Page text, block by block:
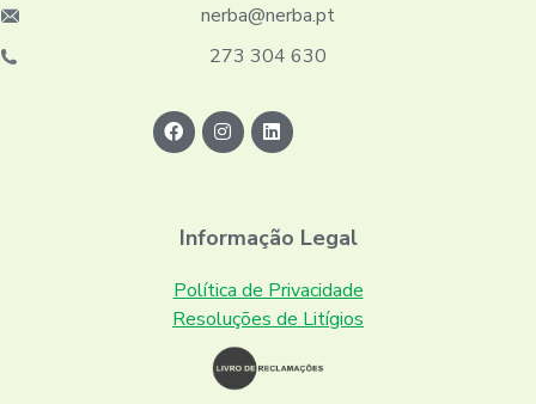
nerba@nerba.pt
273 304 630
Informação Legal
Política de Privacidade
Resoluções de Litígios